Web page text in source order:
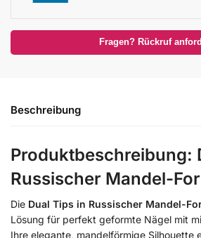
Fragen? Rückruf
Beschreibung
Produktbeschreibung:
Russischer Mandel-
Die Dual Tips in Russischer Mandel-
Lösung für perfekt geformte Nägel mit
Ihre elegante, mandelförmige Silhouette